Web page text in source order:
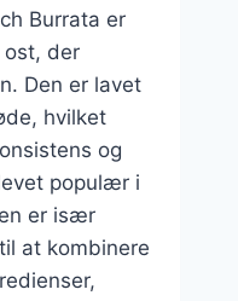
Burrata er
ost, der
Den er lavet
hvilket
og
populær i
er især
at kombinere